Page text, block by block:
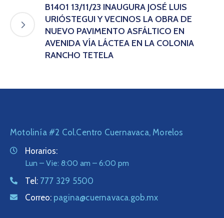
B1401 13/11/23 INAUGURA JOSÉ LUIS
URIÓSTEGUI Y VECINOS LA OBRA DE
NUEVO PAVIMENTO ASFÁLTICO EN
AVENIDA VÍA LÁCTEA EN LA COLONIA
RANCHO TETELA
Motolinía #2 Col.Centro Cuernavaca, Morelos
Horarios:
Lun – Vie: 8:00 am – 6:00 pm
Tel: 777 329 5500
Correo: pagina@cuernavaca.gob.mx